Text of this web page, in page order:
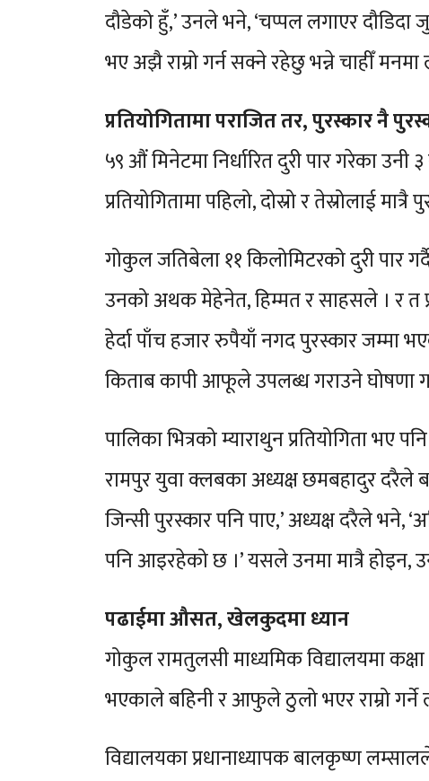
दौडेको हुँ,’ उनले भने, ‘चप्पल लगाएर दौडिदा
भए अझै राम्रो गर्न सक्ने रहेछु भन्ने चाहीँ मनमा
प्रतियोगितामा पराजित तर, पुरस्कार नै
५९ औं मिनेटमा निर्धारित दुरी पार गरेका
प्रतियोगितामा पहिलो, दोस्रो र तेस्रोलाई
गोकुल जतिबेला ११ किलोमिटरको दुरी पार
उनको अथक मेहेनेत, हिम्मत र साहसले । र त
हेर्दा पाँच हजार रुपैयाँ नगद पुरस्कार जम्मा
किताब कापी आफूले उपलब्ध गराउने घोषणा
पालिका भित्रको म्याराथुन प्रतियोगिता
रामपुर युवा क्लबका अध्यक्ष छमबहादुर दरैले
जिन्सी पुरस्कार पनि पाए,’ अध्यक्ष दरैले
पनि आइरहेको छ ।’ यसले उनमा मात्रै होइन,
पढाईमा औसत, खेलकुदमा ध्यान
गोकुल रामतुलसी माध्यमिक विद्यालयमा
भएकाले बहिनी र आफुले ठुलो भएर राम्रो गर्ने
विद्यालयका प्रधानाध्यापक बालकृष्ण